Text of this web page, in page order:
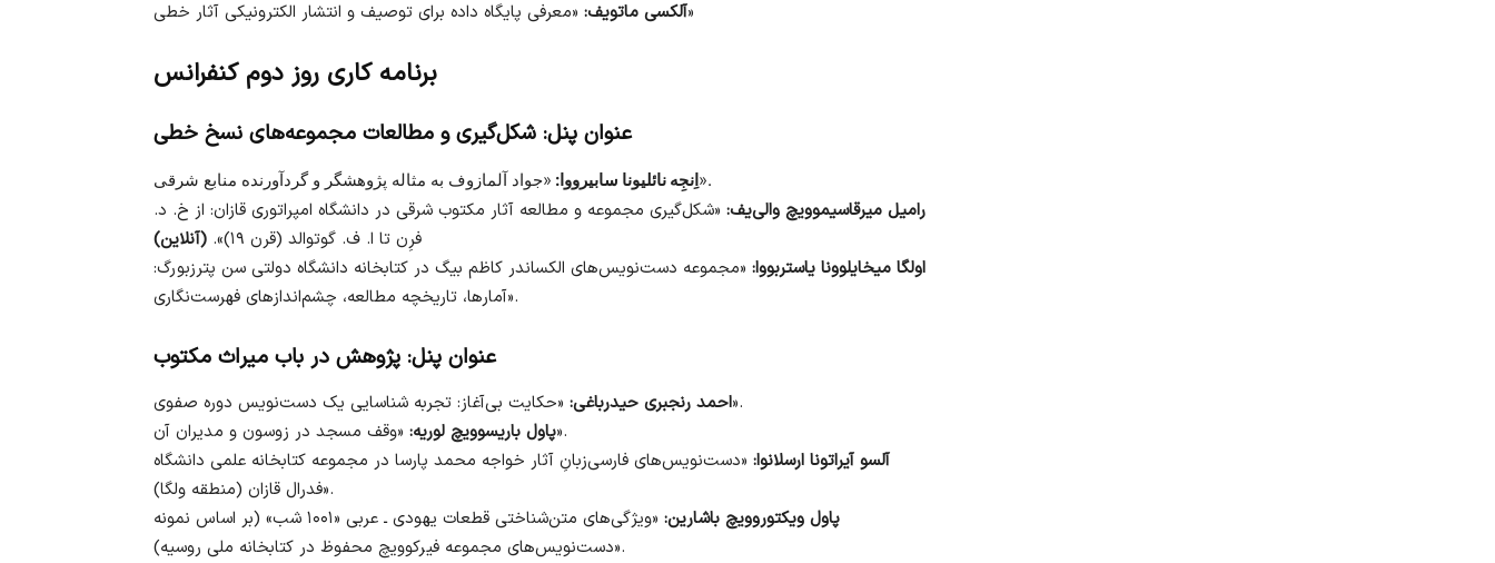
آلکسی ماتویف:«معرفی پایگاه داده برای توصیف و انتشار الکترونیکی آثار خطی»
برنامه کاری روز دوم کنفرانس
عنوان پنل: شکل‌گیری و مطالعات مجموعه‌های نسخ خطی
اِنجِه نائلیونا سابیرووا:«جواد آلمازوف به مثاله پژوهشگر و گردآورنده منابع شرقی».
رامیل میرقاسیموویچ والی‌یف: «شکل‌گیری مجموعه و مطالعه آثار مکتوب شرقی در دانشگاه امپراتوری قازان: از خ. د.
فرِن تا ا. ف. گوتوالد (قرن ۱۹)».
(آنلاین)
اولگا میخایلوونا یاستربووا: «مجموعه دست‌نویس‌های الکساندر کاظم‌ بیگ در کتابخانه دانشگاه دولتی سن پترزبورگ:
آمارها، تاریخچه مطالعه، چشم‌اندازهای فهرست‌نگاری».
عنوان پنل: پژوهش در باب میراث مکتوب
احمد رنجبری حیدرباغی:«حکایت بی‌آغاز: تجربه شناسایی یک دست‌نویس دوره صفوی».
پاول باریسوویچ لوریه:«وقف مسجد در زوسون و مدیران آن».
آلسو آیراتونا ارسلانوا: «دست‌نویس‌های فارسی‌زبانِ آثار خواجه محمد پارسا در مجموعه کتابخانه علمی دانشگاه
فدرال قازان (منطقه ولگا)».
پاول ویکتوروویچ باشارین:
«ویژگی‌های متن‌شناختی قطعات یهودی ـ عربی «۱۰۰۱ شب» (بر اساس نمونه
دست‌نویس‌های مجموعه فیرکوویچ محفوظ در کتابخانه ملی روسیه)».